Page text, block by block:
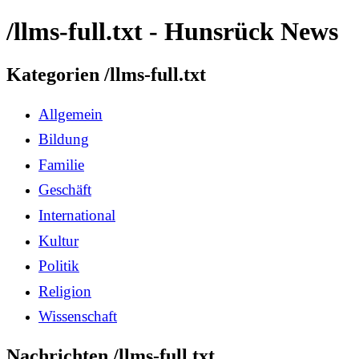
/llms-full.txt - Hunsrück News
Kategorien /llms-full.txt
Allgemein
Bildung
Familie
Geschäft
International
Kultur
Politik
Religion
Wissenschaft